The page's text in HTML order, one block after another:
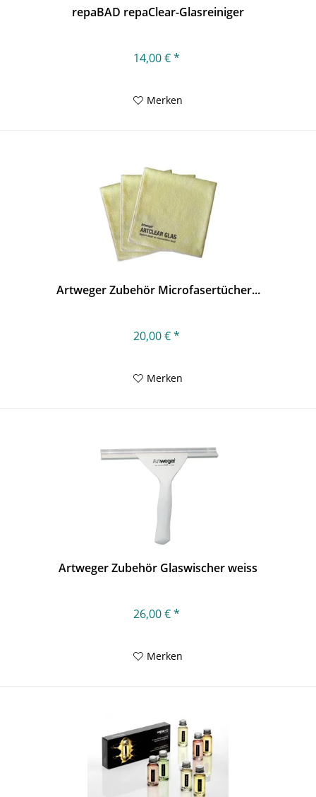
repaBAD repaClear-Glasreiniger
14,00 € *
Merken
Artweger Zubehör Microfasertücher...
20,00 € *
Merken
Artweger Zubehör Glaswischer weiss
26,00 € *
Merken